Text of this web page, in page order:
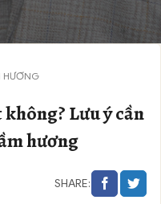
HƯƠNG
Lưu ý cần
hương
SHARE: